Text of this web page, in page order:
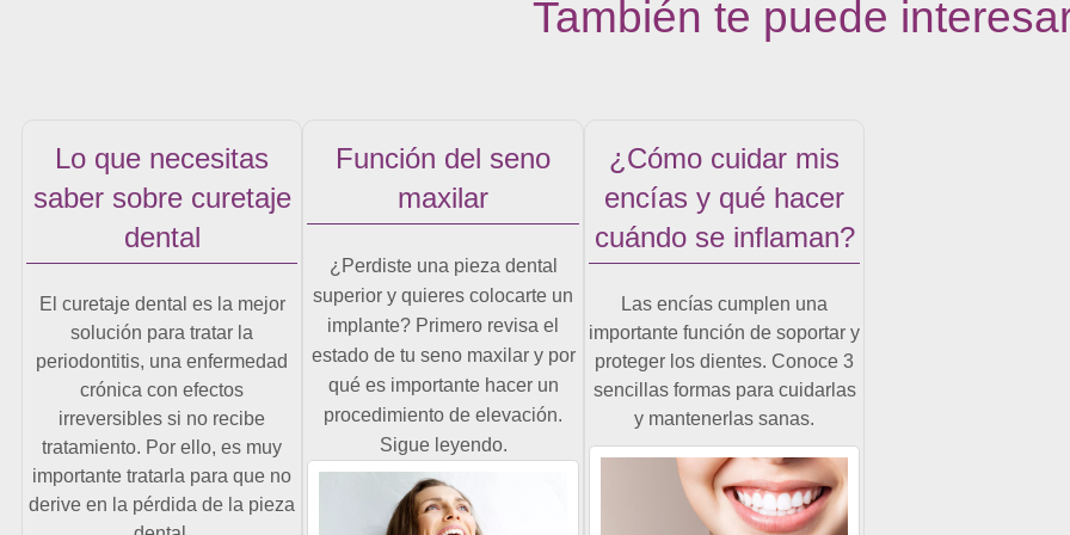
También te puede
Lo que necesitas
saber sobre curetaje
dental
El curetaje dental es la mejor
solución para tratar la
periodontitis, una enfermedad
crónica con efectos
irreversibles si no recibe
tratamiento. Por ello, es muy
importante tratarla para que no
derive en la pérdida de la pieza
Función del seno
maxilar
¿Perdiste una pieza dental
superior y quieres colocarte un
implante? Primero revisa el
estado de tu seno maxilar y por
qué es importante hacer un
procedimiento de elevación.
Sigue leyendo.
¿Cómo cuidar mis
encías y qué hacer
cuándo se inflaman?
Las encías cumplen una
importante función de soportar y
proteger los dientes. Conoce 3
sencillas formas para cuidarlas
y mantenerlas sanas.